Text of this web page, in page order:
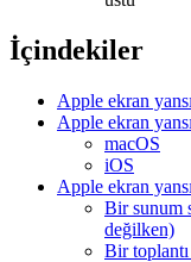
İçindekiler
Apple ekran
Apple ekran
macOS
iOS
Apple ekran
Bir sunum
değilken)
Bir toplantı